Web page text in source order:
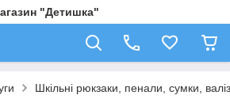
"Детишка"
Шкільні рюкзаки, пенали, сумки,